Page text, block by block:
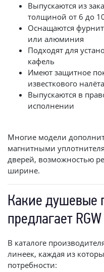
Выпускаются из
толщиной от 6 до
Оснащаются
или алюминия
Подходят для
кафель
Имеют защитное
известкового налёта
Выпускаются в
исполнении
Многие модели
магнитными
дверей, возможностью
ширине.
Какие душевые
предлагает RGW
В каталоге
линеек, каждая из
потребности: